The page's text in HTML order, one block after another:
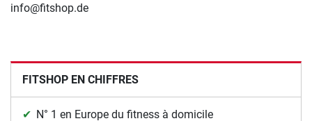
info@fitshop.de
FITSHOP EN CHIFFRES
N° 1 en Europe du fitness à domicile